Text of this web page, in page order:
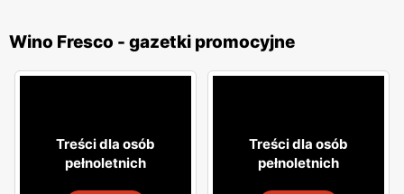
Wino Fresco - gazetki promocyjne
Treści dla osób
pełnoletnich
Treści dla osób
pełnoletnich